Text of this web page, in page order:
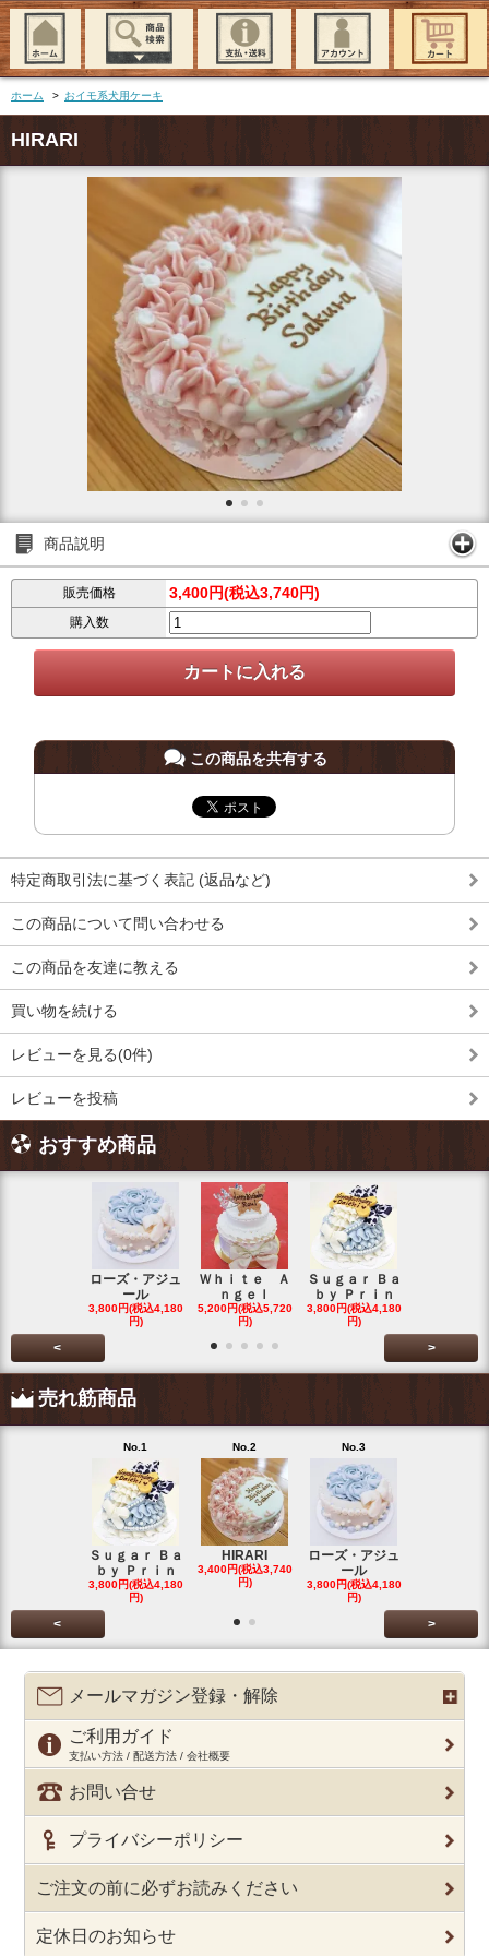
ホーム > おイモ系犬用ケーキ
HIRARI
商品説明
販売価格 3,400円(税込3,740円)
購入数
この商品を共有する
特定商取引法に基づく表記 (返品など)
この商品について問い合わせる
この商品を友達に教える
買い物を続ける
レビューを見る(0件)
レビューを投稿
おすすめ商品
ローズ・アジュ
ール
3,800円(税込4,180
円)
Ｗｈｉｔｅ Ａ
ｎｇｅｌ
5,200円(税込5,720
円)
Ｓｕｇａｒ Ｂａ
ｂｙ Ｐｒｉｎ
3,800円(税込4,180
円)
< >
売れ筋商品
No.1
Ｓｕｇａｒ Ｂａ
ｂｙ Ｐｒｉｎ
3,800円(税込4,180
円)
No.2
HIRARI
3,400円(税込3,740
円)
No.3
ローズ・アジュ
ール
3,800円(税込4,180
円)
< >
メールマガジン登録・解除
ご利用ガイド
支払い方法 / 配送方法 / 会社概要
お問い合せ
プライバシーポリシー
ご注文の前に必ずお読みください
定休日のお知らせ